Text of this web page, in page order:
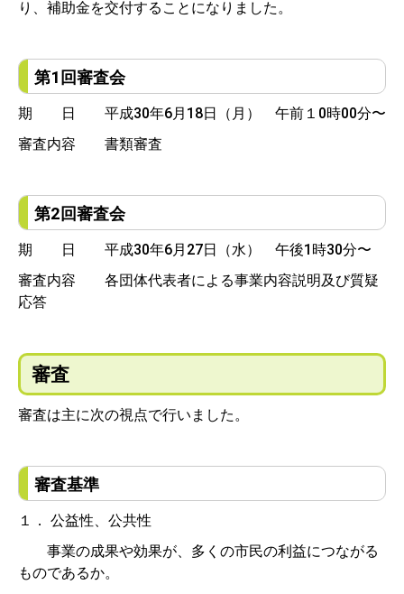
り、補助金を交付することになりました。
第1回審査会
期 日 平成30年6月18日（月） 午前１0時00分〜
審査内容 書類審査
第2回審査会
期 日 平成30年6月27日（水） 午後1時30分〜
審査内容 各団体代表者による事業内容説明及び質疑
応答
審査
審査は主に次の視点で行いました。
審査基準
１． 公益性、公共性
事業の成果や効果が、多くの市民の利益につながる
ものであるか。